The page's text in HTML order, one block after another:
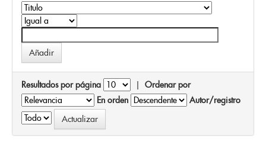
Resultados por página | Ordenar por
En orden
Autor/registro